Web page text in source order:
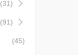
(31)
(91)
(45)